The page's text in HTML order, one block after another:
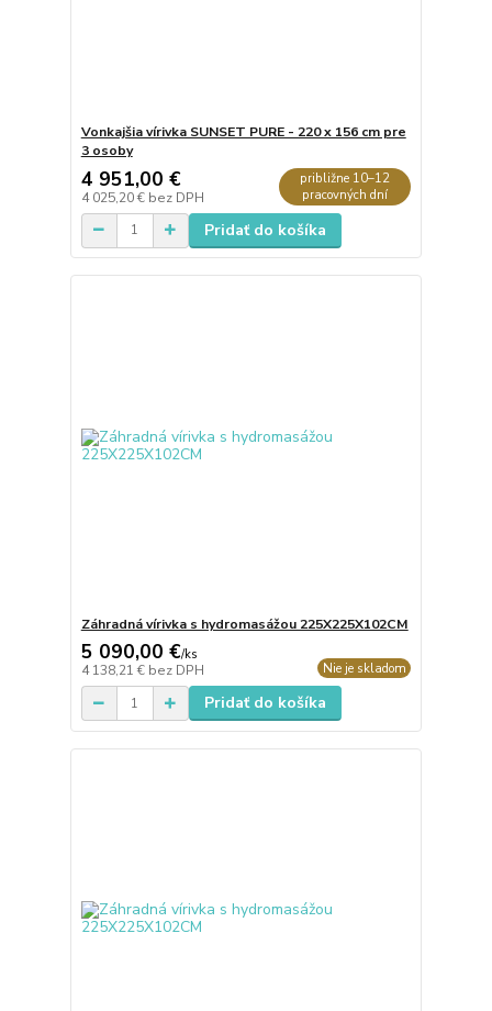
Vonkajšia vírivka SUNSET PURE - 220 x 156 cm pre
3 osoby
4 951,00 €
4 025,20 € bez DPH
približne 10–12
pracovných dní
Pridať do košíka
Záhradná vírivka s hydromasážou 225X225X102CM
5 090,00 €/ks
4 138,21 € bez DPH Nie je skladom
Pridať do košíka